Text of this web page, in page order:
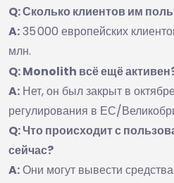
Q: Сколько клиентов им
A:35 000 европейских
млн.
Q: Monolith всё ещё
A: Нет, он был закрыт в
регулирования в ЕС/
Q: Что происходит с
сейчас?
A:Они могут вывести